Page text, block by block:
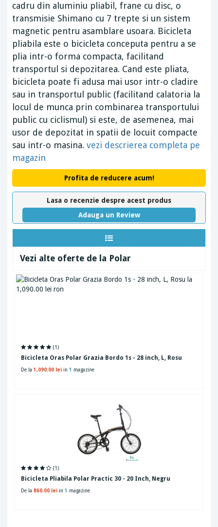
cadru din aluminiu pliabil, frane cu disc, o
transmisie Shimano cu 7 trepte si un sistem
magnetic pentru asamblare usoara. Bicicleta
pliabila este o bicicleta conceputa pentru a se
plia intr-o forma compacta, facilitand
transportul si depozitarea. Cand este pliata,
bicicleta poate fi adusa mai usor intr-o cladire
sau in transportul public (facilitand calatoria la
locul de munca prin combinarea transportului
public cu ciclismul) si este, de asemenea, mai
usor de depozitat in spatii de locuit compacte
sau intr-o masina. vezi descrierea completa pe
magazin
Profita de reducere acum!
Lasa o recenzie despre acest produs
Adauga un Review
Vezi alte oferte de la Polar
(1)
Bicicleta Oras Polar Grazia Bordo 1s - 28 inch, L, Rosu
De la 1,090.00 lei in 1 magazine
(1)
Bicicleta Pliabila Polar Practic 30 - 20 Inch, Negru
De la 860.00 lei in 1 magazine